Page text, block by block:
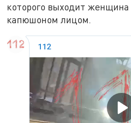
которого выходит
капюшоном лицом.